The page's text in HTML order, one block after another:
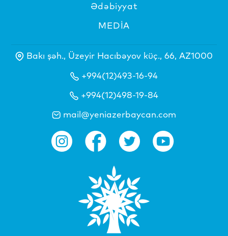
Ədəbiyyat
MEDİA
Bakı şəh., Üzeyir Hacıbəyov küç., 66, AZ1000
+994(12)493-16-94
+994(12)498-19-84
mail@yeniazerbaycan.com